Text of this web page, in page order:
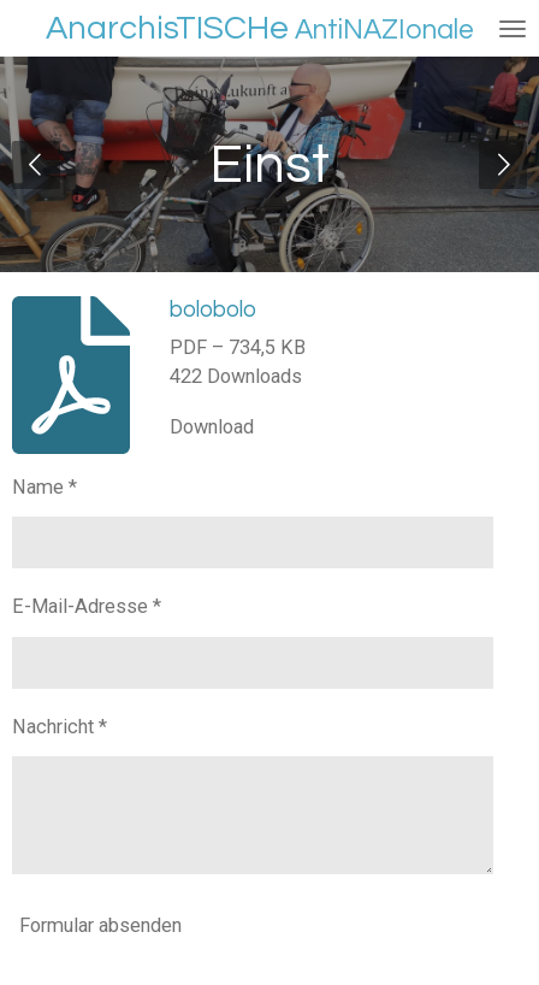
Zum
Hauptinhalt
springen
AnarchisTISCHe AntiNAZIonale
Einst
bolobolo
PDF – 734,5 KB
422 Downloads
Download
Name *
E-Mail-Adresse *
Nachricht *
Formular absenden